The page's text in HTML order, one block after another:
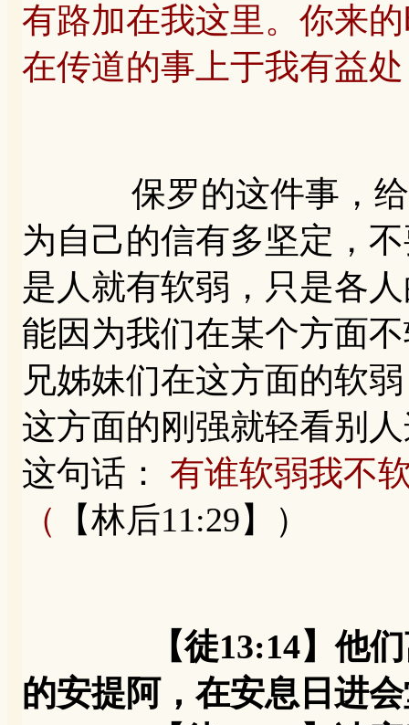
有路加在我这里。你来
在传道的事上于我有益
保罗的这件事，给我
为自己的信有多坚定，
是人就有软弱，只是各
能因为我们在某个方面
兄姊妹们在这方面的软
这方面的刚强就轻看别
这句话： 有谁软弱我不
（
【林后11:29】）
【徒13:14】他
的安提阿，在安息日进